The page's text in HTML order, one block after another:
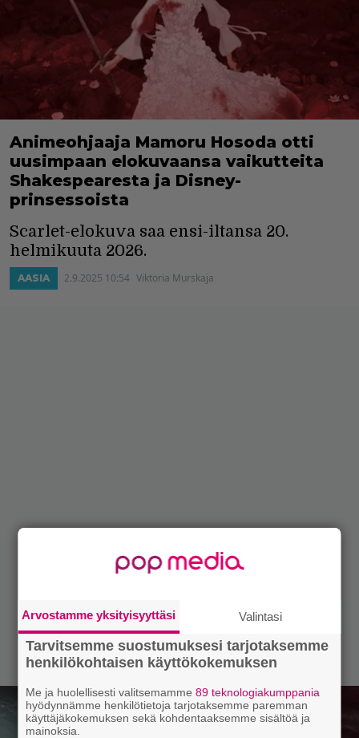
Animeohjaaja Mamoru Hosoda otti
uusimpaan elokuvaansa vaikutteita
Shakespearesta ja Disney-
prinsessoista
Scarlet-elokuva saa ensi-iltansa 20.
helmikuuta 2026.
AASIA 2.9.2025 10:54 Viktoria Murskaja
Arvostamme yksityisyyttäsi Valintasi
Tarvitsemme suostumuksesi tarjotaksemme
henkilökohtaisen käyttökokemuksen
Me ja huolellisesti valitsemamme89 teknologiakumppania
hyödynnämme henkilötietoja tarjotaksemme paremman
käyttäjäkokemuksen sekä kohdentaaksemme sisältöä ja
mainoksia.